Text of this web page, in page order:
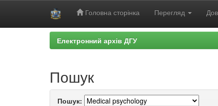
Головна сторінка Перегляд
Електронний архів ДГУ
Пошук
Пошук: